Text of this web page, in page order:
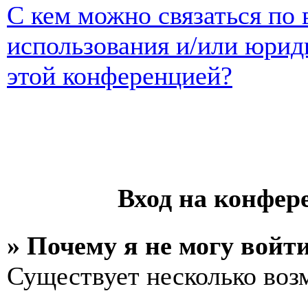
С кем можно связаться по
использования и/или
этой конференцией?
Вход на
» Почему я не могу
Существует несколько